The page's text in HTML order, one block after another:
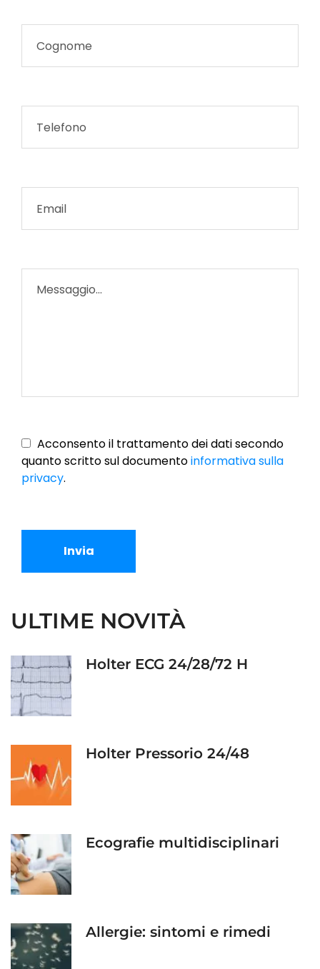
VuotoAcconsento il trattamento dei dati secondo
quanto scritto sul documentoinformativa sulla
privacy.
Invia
ULTIME NOVITÀ
Holter ECG 24/28/72 H
Holter Pressorio 24/48
Ecografie multidisciplinari
Allergie: sintomi e rimedi